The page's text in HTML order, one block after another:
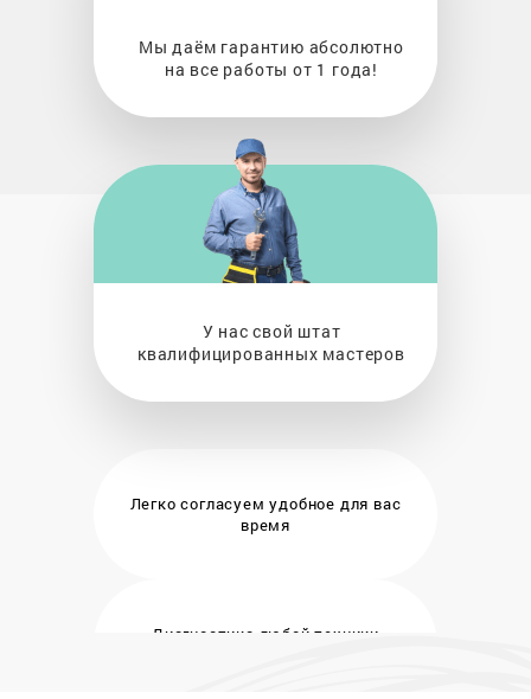
Мы даём гарантию абсолютно
на все работы от 1 года!
У нас свой штат
квалифицированных мастеров
Легко согласуем удобное для вас
время
Диагностика любой техники